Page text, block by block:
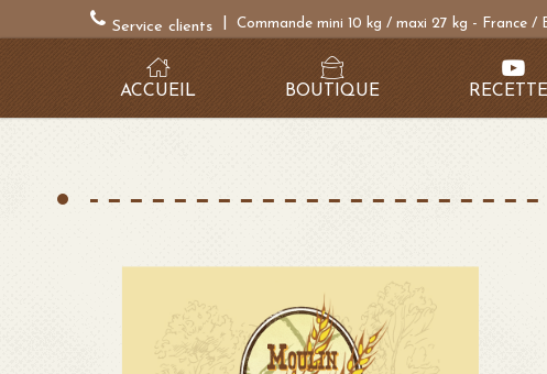
Service clients Commande mini 10 kg / maxi 27 kg - France /
ACCUEIL BOUTIQUE